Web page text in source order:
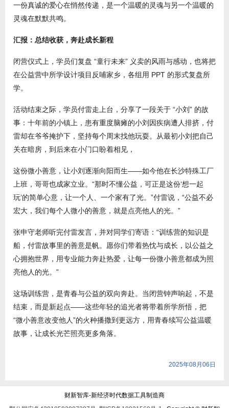
一份真诚的爱心在悄然传递，是一个温暖的灵魂与另一个温暖的
灵魂在默默共鸣。
汇报：总结收获，奔赴成长新程
闭营仪式上，学员们复盘 “童行未来” 义卖的风雨与感动，也将把
在公益营中所学设计项目反哺家乡，各组用 PPT 的形式复盘所
学。
活动结束之际，学员付雷走上台，分享了一段关于 “小刘” 的故
事：十年前的小镇上，患有重度脑瘫的小刘因疾病遭人排挤，付
雷却在爷爷掩护下，坚持每个周末找他玩耍。从最初小刘把自己
关在暗房，到后来在小门口盼着相见，
这份微小善意，让小刘逐渐向阳而生——如今他在长沙特殊工厂
上班，哥哥也成家立业。“那时不懂公益，可正是这份‘想一起
玩’的简单心意，让一个人、一个家有了光。”付雷说，“公益不必
宏大，我们每个人微小的善意，就是点亮他人的光。”
张申守老师听完付雷发言，并对同学们寄语：“训练营的知识是
船，付雷故事里的善意是帆。愿你们带着热忱与成长，以公益之
心拥抱世界，用专业能力奔赴热爱，让每一份微小善意都成为照
亮他人的光。”
这场训练营，是青春与公益的双向奔赴。当闭营钟声响起，不是
结束，而是新起点——这些年轻的追光者将带着所学所悟，把
“微小善意改变他人”的火种播撒到更远方，用青春续写公益温暖
故事，让成长光芒照亮更多角落。
2025年08月06日
财新智库-新经济时代数据工具制造商